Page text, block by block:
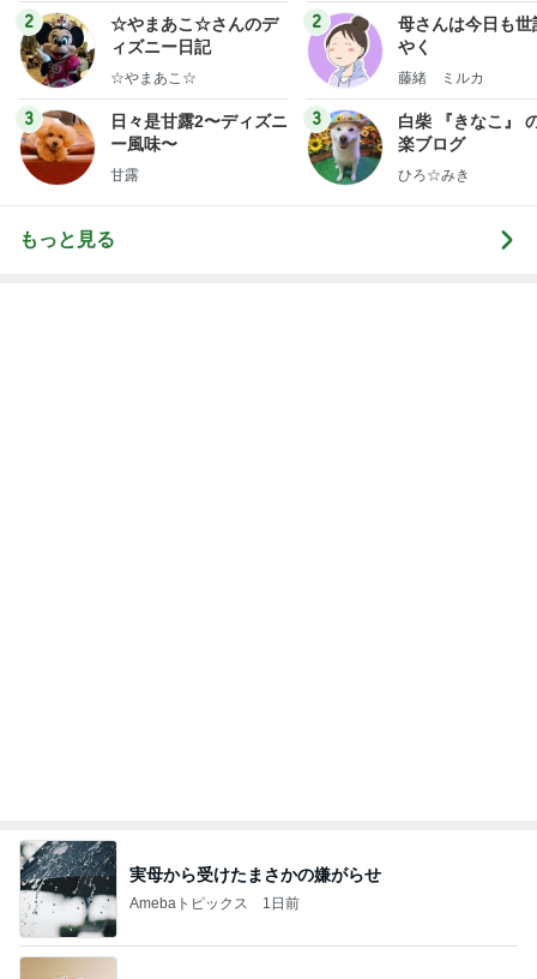
ログ
2
☆やまあこ☆さんのデ
ィズニー日記
☆やまあこ☆
3
日々是甘露2〜ディズニ
ー風味〜
甘露
2
母さんは今日も世
やく
藤緒 ミルカ
3
白柴 『きなこ』
楽ブログ
ひろ☆みき
もっと見る
実母から受けたまさかの嫌がらせ
Amebaトピックス 1日前